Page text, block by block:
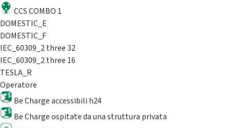
CCS COMBO 1
DOMESTIC_E
DOMESTIC_F
IEC_60309_2 three 32
IEC_60309_2 three 16
TESLA_R
Operatore
Be Charge accessibili h24
Be Charge ospitate da una struttura privata